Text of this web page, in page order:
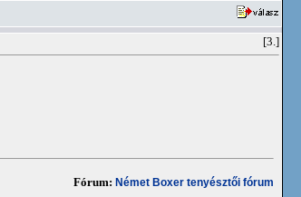
[3.]
Fórum: Német Boxer tenyésztői fórum